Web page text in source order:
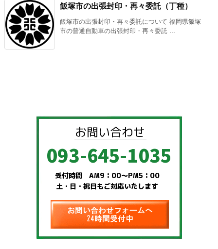
飯塚市の出張封印・再々委託（丁種）
飯塚市の出張封印・再々委託について 福岡県飯塚
市の普通自動車の出張封印・再々委託 ...